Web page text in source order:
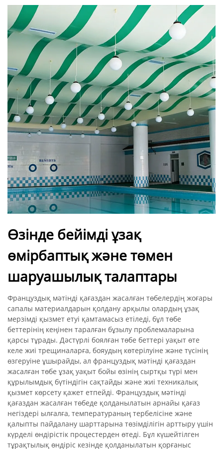
Өзінде бейімді ұзақ
өмірбаптық және төмен
шаруашылық талаптары
Француздық мәтінді қағаздан жасалған төбелердің жоғары
сапалы материалдарын қолдану арқылы олардың ұзақ
мерзімді қызмет етуі қамтамасыз етіледі, бұл төбе
беттерінің кеңінен таралған бұзылу проблемаларына
қарсы тұрады. Дәстүрлі боялған төбе беттері уақыт өте
келе жиі трещиналарға, бояудың көтерілуіне және түсінің
өзгеруіне ұшырайды, ал француздық мәтінді қағаздан
жасалған төбе ұзақ уақыт бойы өзінің сыртқы түрі мен
құрылымдық бүтіндігін сақтайды және жиі техникалық
қызмет көрсету қажет етпейді. Француздық мәтінді
қағаздан жасалған төбеде қолданылатын арнайы қағаз
негіздері ылғалға, температураның тербелісіне және
қалыпты пайдалану шарттарына төзімділігін арттыру үшін
күрделі өндірістік процестерден өтеді. Бұл күшейтілген
тұрақтылық өндіріс кезінде қолданылатын қорғаныс